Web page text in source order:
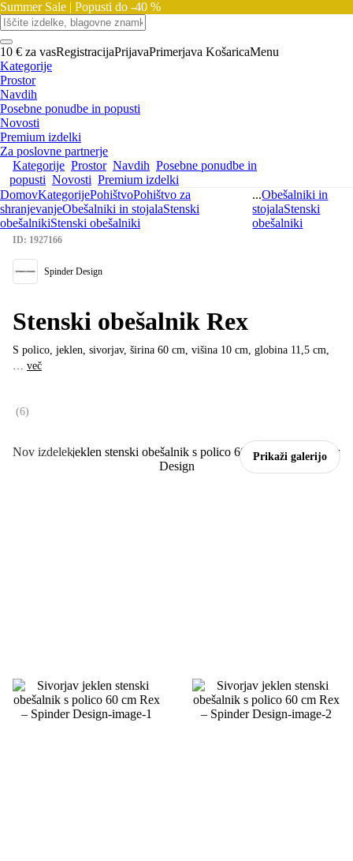
Summer Sale | Popusti do -40 %
10 € za vasRegistracijaPrijavaPrimerjava KošaricaMenu
Kategorije
Prostor
Navdih
Posebne ponudbe in popusti
Novosti
Premium izdelki
Za poslovne partnerje
Kategorije Prostor Navdih Posebne ponudbe in
popusti Novosti Premium izdelki
DomovKategorijePohištvoPohištvo za
shranjevanjeObešalniki in stojalaStenski
obešalnikiStenski obešalniki
...Obešalniki in
stojalaStenski
obešalniki
Prikaži galerijo
Nov izdelek
ID: 1927166
Spinder Design
Stenski obešalnik Rex
S polico, jeklen, sivorjav, širina 60 cm, višina 10 cm, globina 11,5 cm,
… več
(6)